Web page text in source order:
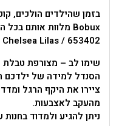
בזמן שהילדים הולכים,
Bobux מלוות אותם בכל הרפתקאה.
Chelsea Lilas / 653402
שימו לב – מצורפת טבלת
הסנדל למידה של ילדכם
ציירו את היקף הרגל
מהעקב לאצבעות.
ניתן להגיע ולמדוד